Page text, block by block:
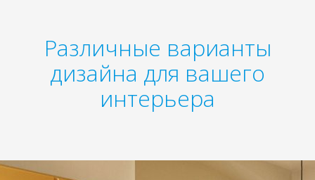
Различные варианты
дизайна для вашего
интерьера